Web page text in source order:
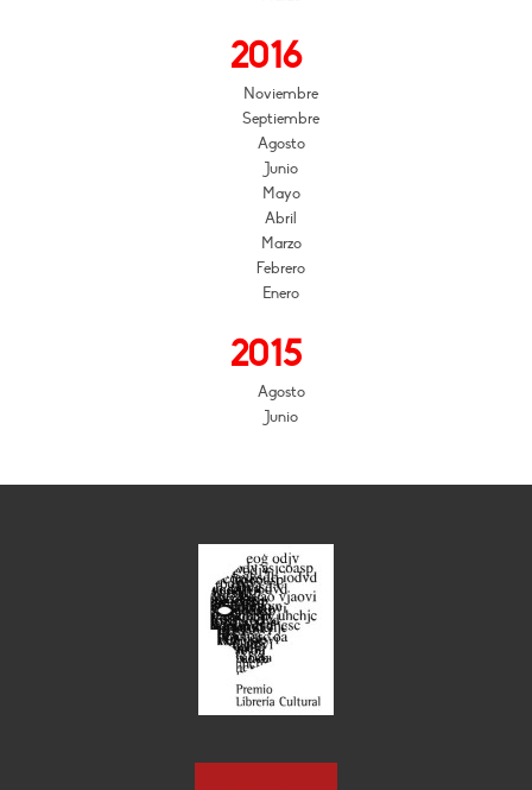
2016
Noviembre
Septiembre
Agosto
Junio
Mayo
Abril
Marzo
Febrero
Enero
2015
Agosto
Junio